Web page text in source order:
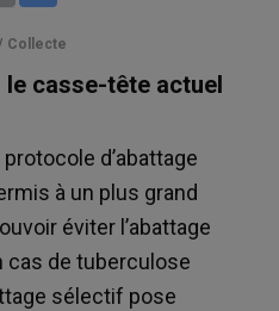
Collecte
le casse-tête actuel
d’abattage
à un plus grand
éviter l’abattage
cas de tuberculose
sélectif pose